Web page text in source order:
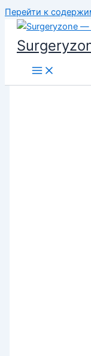
Перейти к